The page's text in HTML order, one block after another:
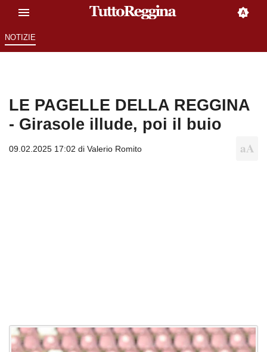
NOTIZIE
LE PAGELLE DELLA REGGINA
- Girasole illude, poi il buio
09.02.2025 17:02 di Valerio Romito